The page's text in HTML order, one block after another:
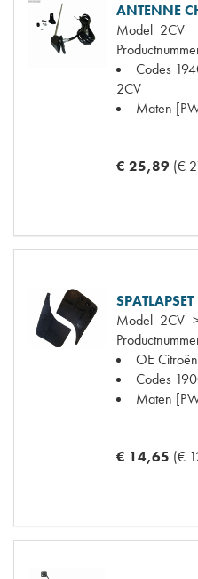
ANTENNE
Model 2CV
Codes
2CV
Maten
€ 25,89 (€
SPATLAPSET
Model 2CV -
OE Citroën
Codes
Maten
€ 14,65 (€